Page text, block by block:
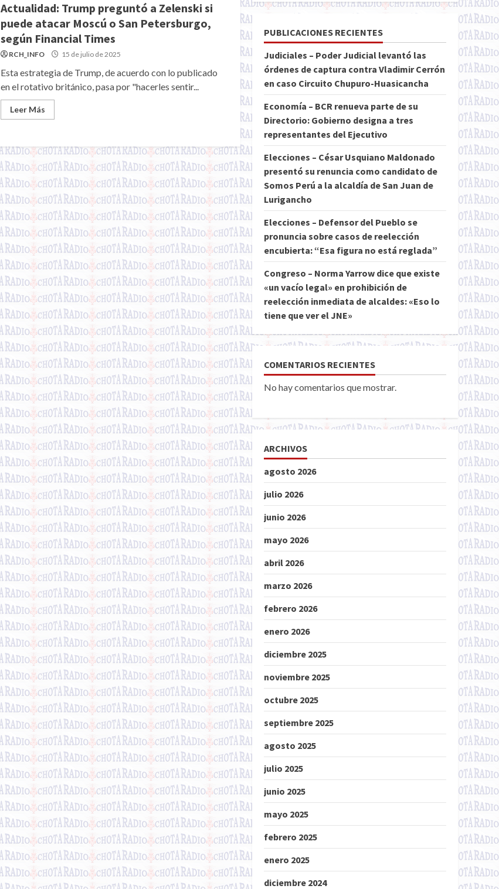
Actualidad: Trump preguntó a Zelenski si
puede atacar Moscú o San Petersburgo,
según Financial Times
RCH_INFO 15 de julio de 2025
Esta estrategia de Trump, de acuerdo con lo publicado
en el rotativo británico, pasa por "hacerles sentir...
Leer Más
PUBLICACIONES RECIENTES
Judiciales – Poder Judicial levantó las
órdenes de captura contra Vladimir Cerrón
en caso Circuito Chupuro-Huasicancha
Economía – BCR renueva parte de su
Directorio: Gobierno designa a tres
representantes del Ejecutivo
Elecciones – César Usquiano Maldonado
presentó su renuncia como candidato de
Somos Perú a la alcaldía de San Juan de
Lurigancho
Elecciones – Defensor del Pueblo se
pronuncia sobre casos de reelección
encubierta: “Esa figura no está reglada”
Congreso – Norma Yarrow dice que existe
«un vacío legal» en prohibición de
reelección inmediata de alcaldes: «Eso lo
tiene que ver el JNE»
COMENTARIOS RECIENTES
No hay comentarios que mostrar.
ARCHIVOS
agosto 2026
julio 2026
junio 2026
mayo 2026
abril 2026
marzo 2026
febrero 2026
enero 2026
diciembre 2025
noviembre 2025
octubre 2025
septiembre 2025
agosto 2025
julio 2025
junio 2025
mayo 2025
febrero 2025
enero 2025
diciembre 2024